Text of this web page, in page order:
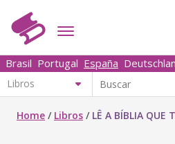
Brasil Portugal España
Home / Libros / LÊ A BÍBLIA QUE